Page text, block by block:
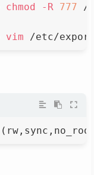
chmod -R 777 /
vim /etc/